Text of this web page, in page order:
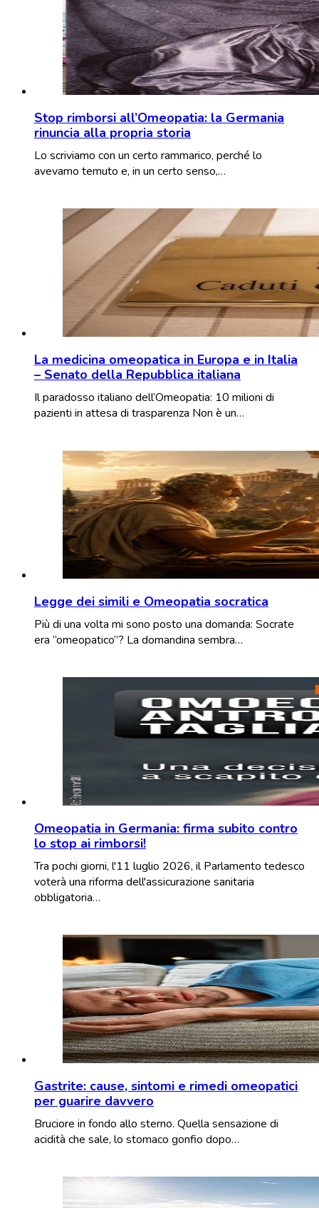
Stop rimborsi all’Omeopatia: la Germania
rinuncia alla propria storia
Lo scriviamo con un certo rammarico, perché lo
avevamo temuto e, in un certo senso,…
La medicina omeopatica in Europa e in Italia
– Senato della Repubblica italiana
Il paradosso italiano dell’Omeopatia: 10 milioni di
pazienti in attesa di trasparenza Non è un…
Legge dei simili e Omeopatia socratica
Più di una volta mi sono posto una domanda: Socrate
era “omeopatico”? La domandina sembra…
Omeopatia in Germania: firma subito contro
lo stop ai rimborsi!
Tra pochi giorni, l'11 luglio 2026, il Parlamento tedesco
voterà una riforma dell'assicurazione sanitaria
obbligatoria…
Gastrite: cause, sintomi e rimedi omeopatici
per guarire davvero
Bruciore in fondo allo sterno. Quella sensazione di
acidità che sale, lo stomaco gonfio dopo…